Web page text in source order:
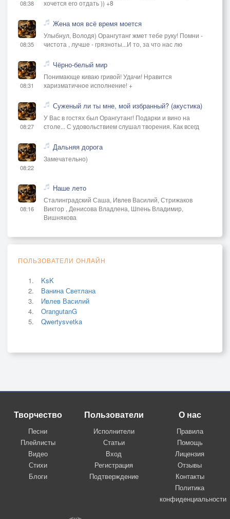
08:38
хочется его отдать )) +8
08:35
Жена моя всё время моется
Улыбнул, Володя) Орангутанг жмет тебе руку! Помни -
чистота , лучше - грязноты...И то, за что нас лю
08:31
Чёрно-белый мир
Понимающе киваю гривой! Удачи! Нравится
харизматичное исполнение! +
08:27
Суженый ли ты мне, мой избранный? (акустика)
У Вас в гостях был Орангутанг! Подарки и вино на
столе... С удовольствием слушал творения. Как всегд
08:22
Дальняя дорога
Замечательно)
08:16
Наше лето
Сталинградский Саша, Ивлев Василий, Стрижаков
Виктор , Денисова Владлена, Шпень Владимир,
Вишнякова
ПОЛЬЗОВАТЕЛИ ОНЛАЙН
KsK
Ванина Светлана
Ивлев Василий
OrangutanG
Qwertysvetka
Творчество
Песни
Плейлисты
Видео
Стихи
Блоги
Пользователи
Исполнители
Статьи
Вход
Регистрация
Подтверждение
О нас
Правила
Помощь
Лицензия
Отзывы
Контакты
Политика
конфиденциальности